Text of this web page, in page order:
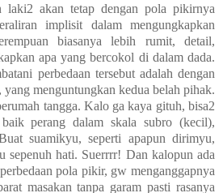
laki2 akan tetap dengan pola pikirnya
implisit dalam mengungkapkan
biasanya lebih rumit, detail,
apa yang bercokol di dalam dada.
perbedaan tersebut adalah dengan
menguntungkan kedua belah pihak.
tangga. Kalo ga kaya gituh, bisa2
perang dalam skala subro (kecil),
suamikyu, seperti apapun dirimyu,
sepenuh hati. Suerrrr! Dan kalopun ada
pola pikir, gw menganggapnya
masakan tanpa garam pasti rasanya